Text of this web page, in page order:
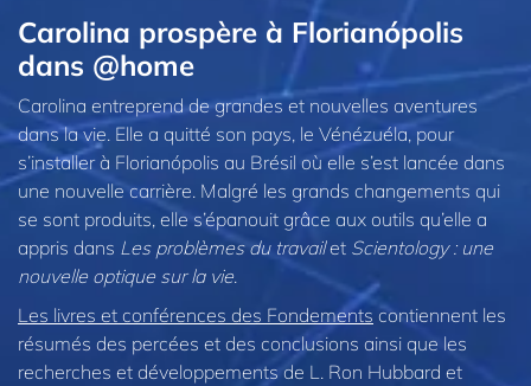
Carolina prospère à Florianópolis
dans @home
Carolina entreprend de grandes et nouvelles aventures
dans la vie. Elle a quitté son pays, le Vénézuéla, pour
s’installer à Florianópolis au Brésil où elle s’est lancée dans
une nouvelle carrière. Malgré les grands changements qui
se sont produits, elle s’épanouit grâce aux outils qu’elle a
appris dans Les problèmes du travailet Scientology : une
nouvelle optique sur la vie
Les livres et conférences des Fondements contiennent les
résumés des percées et des conclusions ainsi que les
recherches et développements de L. Ron Hubbard et